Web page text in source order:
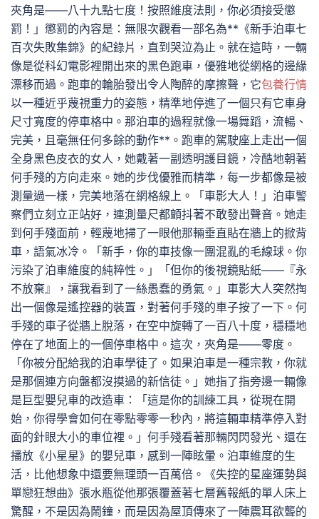
夾角是——八十九點七度！按照維度法則，你必須接受懲
罰！」懲罰的內容是：無限次觀看一部名為**《新手泊車七
百次失敗集錦》的紀錄片，直到哭泣為止。就在這時，一輛
像是從科幻電影裡開出來的黑色跑車，優雅地從網格的邊緣
漂移而過。跑車的輪胎發出令人陶醉的摩擦聲，它包養行情
以一種近乎蔑視重力的姿態，精準地停進了一個只有它車身
尺寸寬度的停車格中。那泊車的過程就像一場舞蹈，流暢、
完美，且毫無任何多餘的動作**。跑車的駕駛座上走出一個
全身黑色皮衣的女人，她戴著一副透明護目鏡，冷酷地朝著
何手殘的方向走來。她的步伐優雅而精準，每一步都像是被
測量過一樣，完美地落在網格線上。「車影大人！」泊車警
察們立刻立正站好，連測量尺都顫抖著不敢發出聲音。她走
到何手殘面前，輕蔑地掃了一眼他那輛垂直貼在牆上的掀背
車，語氣冰冷。「新手，你的車技像一團混亂的毛線球。你
污染了泊車維度的純粹性。」「但你的後視鏡貼紙——『永
不放棄』，讓我看到了一絲愚蠢的勇氣。」車影大人突然掏
出一個像是遙控器的裝置，對著何手殘的車子按了一下。何
手殘的車子從牆上脫落，在空中旋轉了一百八十度，穩穩地
停在了地面上的一個停車格中。這次，夾角是——零度。
「你被分配給我的泊車學徒了。如果泊車是一種宗教，你就
是那個連方向盤都沒摸過的新信徒。」她指了指旁邊一輛像
是巨型嬰兒車的改造車：「這是你的訓練工具，從現在開
始，你得學會如何在零點零零一秒內，將這輛車精準停入對
面的針眼大小的車位裡。」何手殘看著那輛閃閃發光、還在
播放《小星星》的嬰兒車，感到一陣眩暈。泊車維度的生
活，比他想象中還要無理頭一百萬倍。《失控的星座運勢與
單戀狂想曲》張水瓶從他那張覆蓋著七層舊報紙的單人床上
驚醒，不是因為鬧鐘，而是因為屋頂傳來了一陣震耳欲聾的